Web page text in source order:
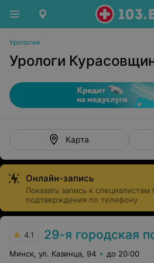
Урология
Урологи
Карта
Онлайн-запись
Показать запись к специалистам
подтверждения по телефону
4.1 29-я городская
Минск, ул. Казинца, 94 до 20:00